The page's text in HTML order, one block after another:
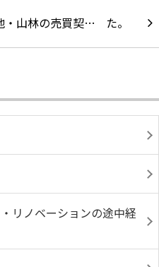
・山林の売買契…
リノベーションの途中経